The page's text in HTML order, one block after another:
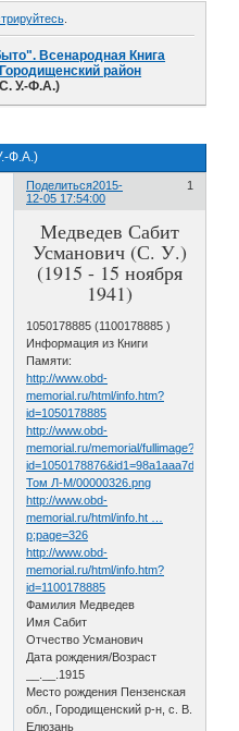
.
Всенародная Книга
Городищенский район
У.-Ф.А.)
Ф.А.)
Поделиться 1
2015-
12-05 17:54:00
Медведев Сабит
Усманович (С. У.)
(1915 - 15 ноября
1941)
1050178885 (1100178885 )
Информация из Книги
Памяти:
http://www.obd-
memorial.ru/html/info.htm?
id=1050178885
http://www.obd-
memorial.ru/memorial/fullimage?
Том Л-М/00000326.png
http://www.obd-
memorial.ru/html/info.ht …
p;page=326
http://www.obd-
memorial.ru/html/info.htm?
id=1100178885
Фамилия Медведев
Имя Сабит
Отчество Усманович
Дата рождения/Возраст
__.__.1915
Место рождения Пензенская
обл., Городищенский р-н, с. В.
Елюзань